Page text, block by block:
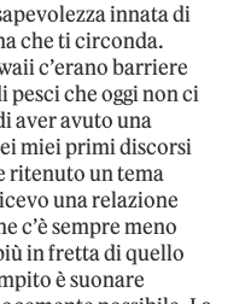
innata di
che ti circonda.
c’erano barriere
pesci che oggi non ci
aver avuto una
miei primi discorsi
ritenuto un tema
una relazione
c’è sempre meno
in fretta di quello
è suonare